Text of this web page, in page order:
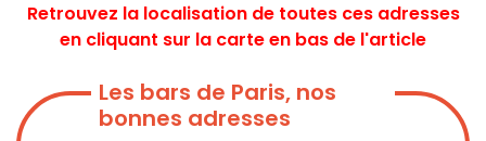
Retrouvez la localisation de toutes ces adresses
en cliquant sur la carte en bas de l'article
Les bars de Paris, nos
bonnes adresses